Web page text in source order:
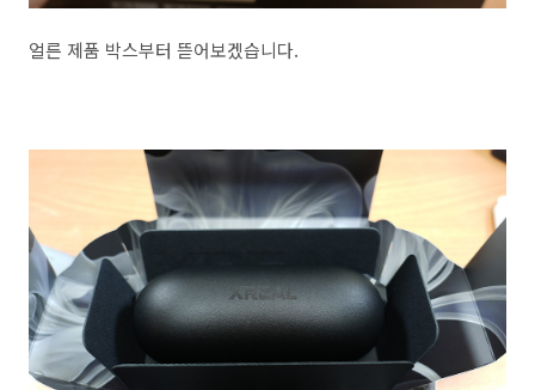
얼른 제품 박스부터 뜯어보겠습니다.